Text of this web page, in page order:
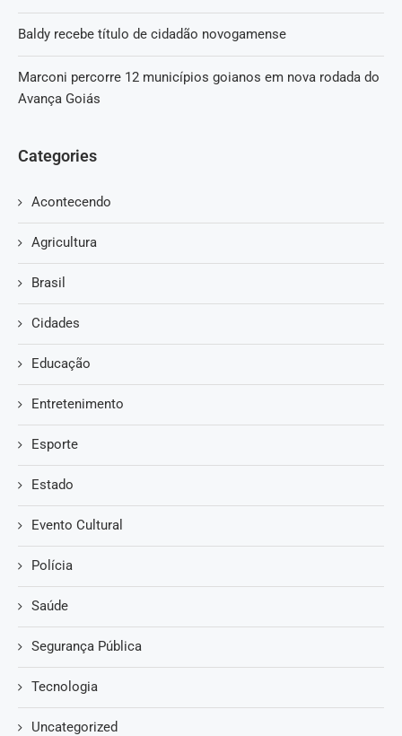
Baldy recebe título de cidadão novogamense
Marconi percorre 12 municípios goianos em nova rodada do
Avança Goiás
Categories
Acontecendo
Agricultura
Brasil
Cidades
Educação
Entretenimento
Esporte
Estado
Evento Cultural
Polícia
Saúde
Segurança Pública
Tecnologia
Uncategorized